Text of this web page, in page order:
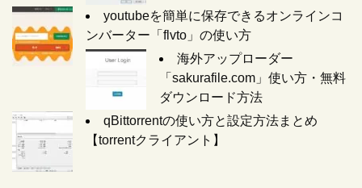
youtubeを簡単に保存できるオンラインコ
ンバーター「flvto」の使い方
海外アップローダー
「sakurafile.com」使い方・無料
ダウンロード方法
qBittorrentの使い方と設定方法まとめ
【torrentクライアント】